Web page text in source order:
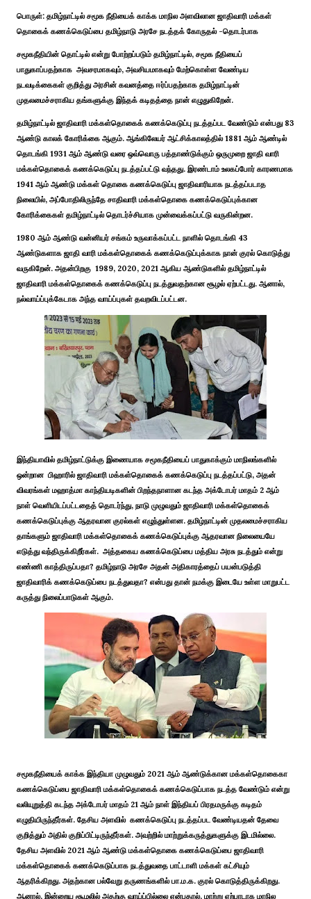
பொருள்: தமிழ்நாட்டில் சமூக நீதியைக் காக்க மாநில அளவிலான ஜாதிவாரி மக்கள்
தொகைக் கணக்கெடுப்பை தமிழ்நாடு அரசே நடத்தக் கோருதல் -தொடர்பாக
சமூகநீதியின் தொட்டில் என்று போற்றப்படும் தமிழ்நாட்டில், சமூக நீதியைப்
பாதுகாப்பதற்காக அவசரமாகவும், அவசியமாகவும் மேற்கொள்ள வேண்டிய
நடவடிக்கைகள் குறித்து அரசின் கவனத்தை ஈர்ப்பதற்காக தமிழ்நாட்டின்
முதலமைச்சராகிய தங்களுக்கு இந்தக் கடிதத்தை நான் எழுதுகிறேன்.
தமிழ்நாட்டில் ஜாதிவாரி மக்கள்தொகைக் கணக்கெடுப்பு நடத்தப்பட வேண்டும் என்பது 83
ஆண்டு காலக் கோரிக்கை ஆகும். ஆங்கிலேயர் ஆட்சிக்காலத்தில் 1881 ஆம் ஆண்டில்
தொடங்கி 1931 ஆம் ஆண்டு வரை ஒவ்வொரு பத்தாண்டுக்கும் ஒருமுறை ஜாதி வாரி
மக்கள்தொகைக் கணக்கெடுப்பு நடத்தப்பட்டு வந்தது. இரண்டாம் உலகப்போர் காரணமாக
1941 ஆம் ஆண்டு மக்கள் தொகை கணக்கெடுப்பு ஜாதிவாரியாக நடத்தப்படாத
நிலையில், அப்போதிலிருந்தே சாதிவாரி மக்கள்தொகை கணக்கெடுப்புக்கான
கோரிக்கைகள் தமிழ்நாட்டில் தொடர்ச்சியாக முன்வைக்கப்பட்டு வருகின்றன.
1980 ஆம் ஆண்டு வன்னியர் சங்கம் உருவாக்கப்பட்ட நாளில் தொடங்கி 43
ஆண்டுகளாக ஜாதி வாரி மக்கள்தொகைக் கணக்கெடுப்புக்காக நான் குரல் கொடுத்து
வருகிறேன். அதன்பிறகு 1989, 2020, 2021 ஆகிய ஆண்டுகளில் தமிழ்நாட்டில்
ஜாதிவாரி மக்கள்தொகைக் கணக்கெடுப்பு நடத்துவதற்கான சூழல் ஏற்பட்டது. ஆனால்,
நல்வாய்ப்புக்கேடாக அந்த வாய்ப்புகள் தவறவிடப்பட்டன.
இந்தியாவில் தமிழ்நாட்டுக்கு இணையாக சமூகநீதியைப் பாதுகாக்கும் மாநிலங்களில்
ஒன்றான பிஹாரில் ஜாதிவாரி மக்கள்தொகைக் கணக்கெடுப்பு நடத்தப்பட்டு, அதன்
விவரங்கள் மஹாத்மா காந்தியடிகளின் பிறந்தநாளான கடந்த அக்டோபர் மாதம் 2 ஆம்
நாள் வெளியிடப்பட்டதைத் தொடர்ந்து, நாடு முழுவதும் ஜாதிவாரி மக்கள்தொகைக்
கணக்கெடுப்புக்கு ஆதரவான குரல்கள் எழுந்துள்ளன. தமிழ்நாட்டின் முதலமைச்சராகிய
தாங்களும் ஜாதிவாரி மக்கள்தொகைக் கணக்கெடுப்புக்கு ஆதரவான நிலையையே
எடுத்து வந்திருக்கிறீர்கள். அத்தகைய கணக்கெடுப்பை மத்திய அரசு நடத்தும் என்று
எண்ணி காத்திருப்பதா? தமிழ்நாடு அரசே அதன் அதிகாரத்தைப் பயன்படுத்தி
ஜாதிவாரிக் கணக்கெடுப்பை நடத்துவதா? என்பது தான் நமக்கு இடையே உள்ள மாறுபட்ட
கருத்து நிலைப்பாடுகள் ஆகும்.
சமூகநீதியைக் காக்க இந்தியா முழுவதும் 2021 ஆம் ஆண்டுக்கான மக்கள்தொகைகா
கணக்கெடுப்பை ஜாதிவாரி மக்கள்தொகைக் கணக்கெடுப்பாக நடத்த வேண்டும் என்று
வலியுறுத்தி கடந்த அக்டோபர் மாதம் 21 ஆம் நாள் இந்தியப் பிரதமருக்கு கடிதம்
எழுதியிருந்தீர்கள். தேசிய அளவில் கணக்கெடுப்பு நடத்தப்பட வேண்டியதன் தேவை
குறித்தும் அதில் குறிப்பிட்டிருந்தீர்கள். அவற்றில் மாற்றுக்கருத்துகளுக்கு இடமில்லை.
தேசிய அளவில் 2021 ஆம் ஆண்டு மக்கள்தொகை கணக்கெடுப்பை ஜாதிவாரி
மக்கள்தொகைக் கணக்கெடுப்பாக நடத்துவதை பாட்டாளி மக்கள் கட்சியும்
ஆதரிக்கிறது. அதற்கான பல்வேறு தருணங்களில் பா.ம.க. குரல் கொடுத்திருக்கிறது.
ஆனால், இன்றைய சூழலில் அதற்கு வாய்ப்பில்லை என்பதால், மாற்று ஏற்பாடாக மாநில